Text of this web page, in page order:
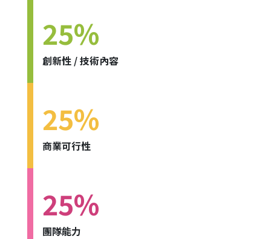
25%
創新性 / 技術內容
25%
商業可行性
25%
團隊能力